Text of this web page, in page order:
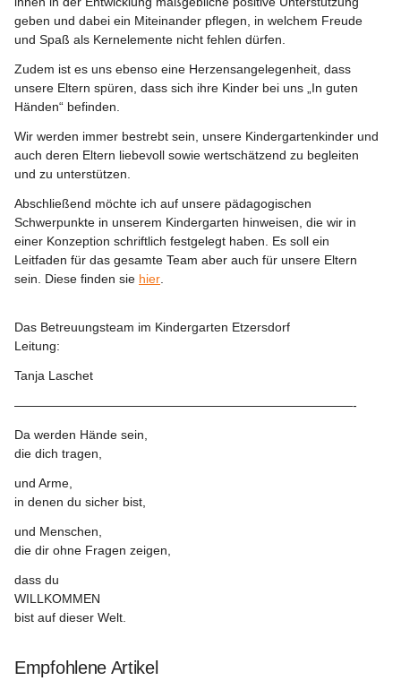
geben und dabei ein Miteinander pflegen, in welchem Freude
und Spaß als Kernelemente nicht fehlen dürfen.
Zudem ist es uns ebenso eine Herzensangelegenheit, dass
unsere Eltern spüren, dass sich ihre Kinder bei uns „In guten
Händen“ befinden.
Wir werden immer bestrebt sein, unsere Kindergartenkinder und
auch deren Eltern liebevoll sowie wertschätzend zu begleiten
und zu unterstützen.
Abschließend möchte ich auf unsere pädagogischen
Schwerpunkte in unserem Kindergarten hinweisen, die wir in
einer Konzeption schriftlich festgelegt haben. Es soll ein
Leitfaden für das gesamte Team aber auch für unsere Eltern
sein. Diese finden sie hier
Das Betreuungsteam im Kindergarten Etzersdorf
Leitung:
Tanja Laschet
———————————————————————————-
Da werden Hände sein,
die dich tragen,
und Arme,
in denen du sicher bist,
und Menschen,
die dir ohne Fragen zeigen,
dass du
WILLKOMMEN
bist auf dieser Welt.
Empfohlene Artikel